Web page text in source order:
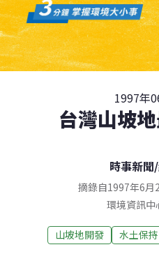
1997年
台灣山坡
時事新聞/
摘錄自1997年6月
環境資訊中
山坡地開發 水土保持